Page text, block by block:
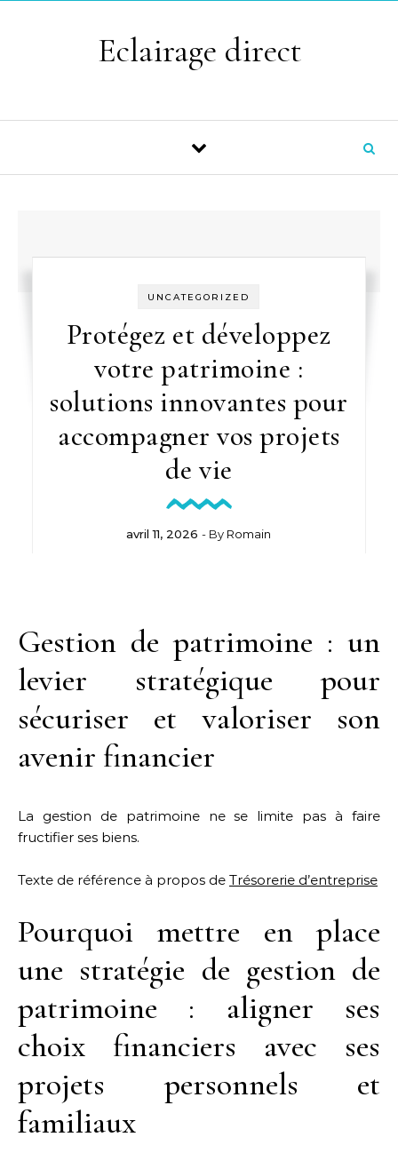
Eclairage direct
UNCATEGORIZED
Protégez et développez
votre patrimoine :
solutions innovantes pour
accompagner vos projets
de vie
avril 11, 2026 - By Romain
Gestion de patrimoine : un
levier stratégique pour
sécuriser et valoriser son
avenir financier
La gestion de patrimoine ne se limite pas à faire
fructifier ses biens.
Texte de référence à propos de Trésorerie d’entreprise
Pourquoi mettre en place
une stratégie de gestion de
patrimoine : aligner ses
choix financiers avec ses
projets personnels et
familiaux